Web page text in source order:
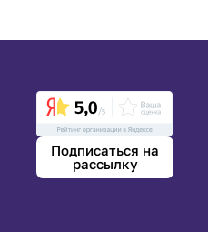
Подписаться на
рассылку